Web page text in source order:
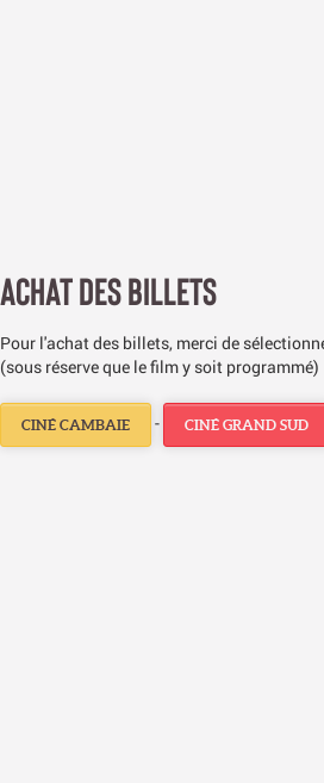
ACHAT DES BILLETS
Pour l'achat des billets, merci de
(sous réserve que le film y soit programmé)
CINÉ CAMBAIE - CINÉ GRAND SUD